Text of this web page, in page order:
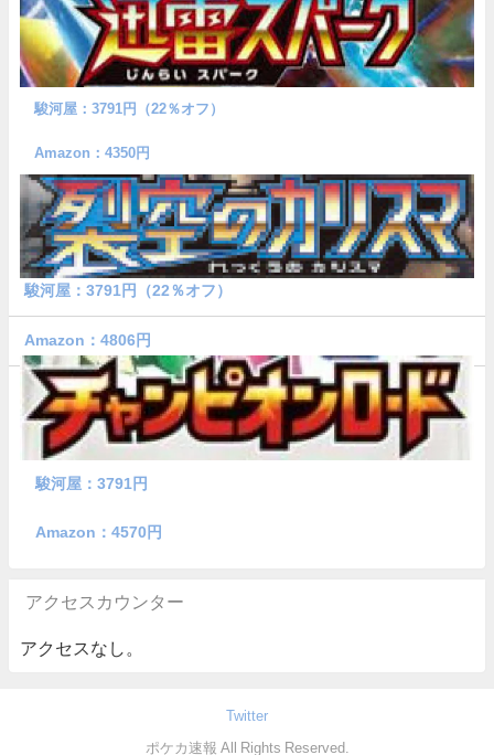
駿河屋：3791円（22％オフ）
Amazon：4350円
駿河屋：3791円（22％オフ）
Amazon：4806円
駿河屋：3791円
Amazon：4570円
アクセスカウンター
アクセスなし。
Twitter
ポケカ速報 All Rights Reserved.